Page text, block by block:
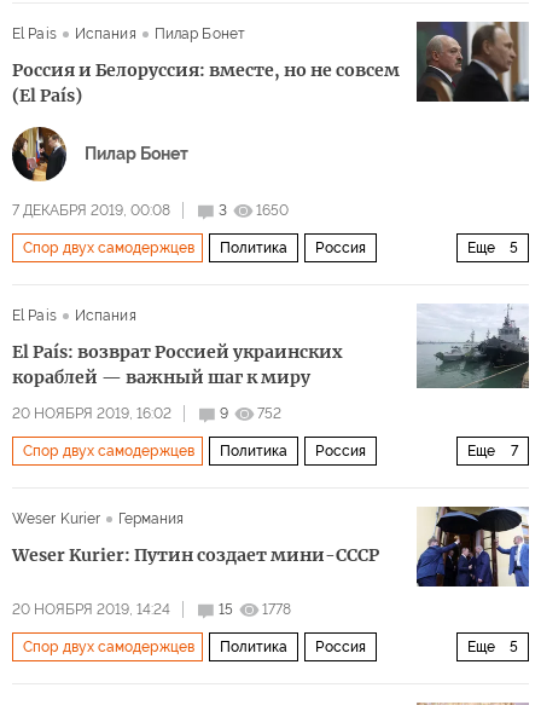
El Pais
Испания Пилар Бонет
Россия и Белоруссия: вместе, но не совсем
(El País)
Пилар Бонет
7 ДЕКАБРЯ 2019, 00:08 3 1650
Еще 5
Спор двух самодержцев Политика Россия
годовщина
El Pais Испания
El País: возврат Россией украинских
кораблей — важный шаг к миру
20 НОЯБРЯ 2019, 16:02 9 752
Еще 7
Спор двух самодержцев Политика Россия
Weser Kurier Германия
Weser Kurier: Путин создает мини-СССР
20 НОЯБРЯ 2019, 14:24 15 1778
Еще 5
Спор двух самодержцев Политика Россия